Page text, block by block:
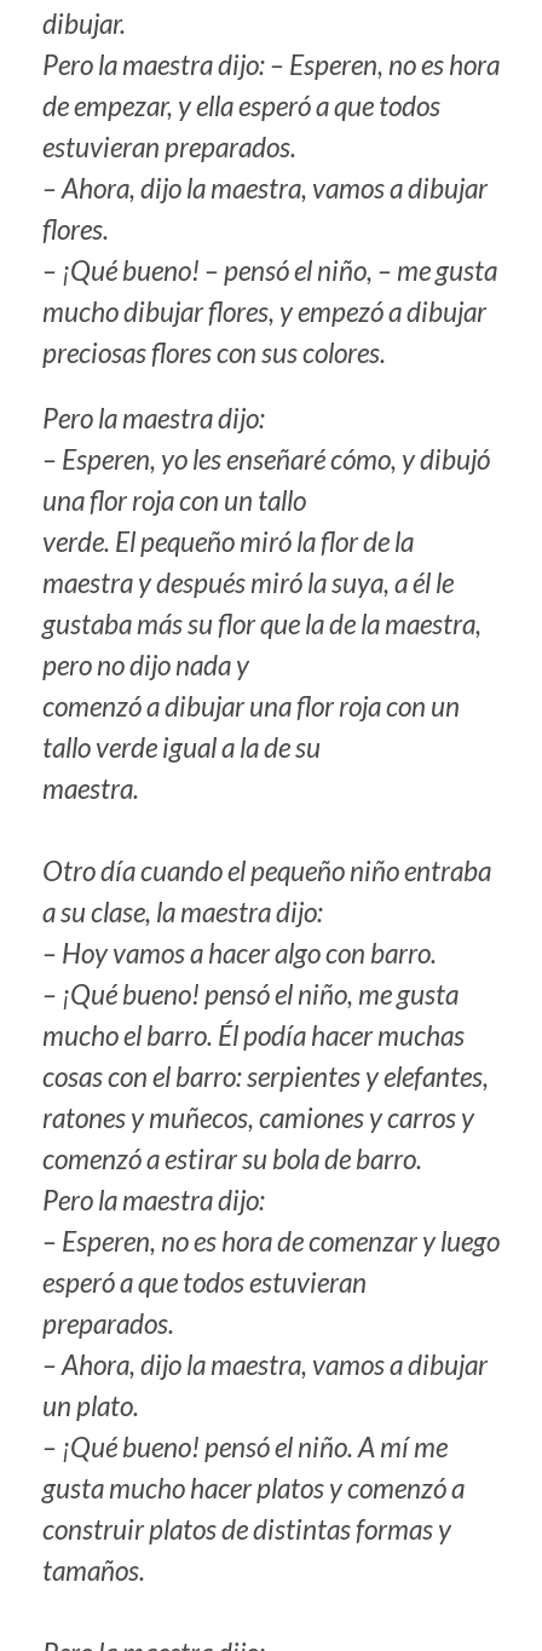
dibujar.
Pero la maestra dijo: – Esperen, no es hora
de empezar, y ella esperó a que todos
estuvieran preparados.
– Ahora, dijo la maestra, vamos a dibujar
flores.
– ¡Qué bueno! – pensó el niño, – me gusta
mucho dibujar flores, y empezó a dibujar
preciosas flores con sus colores.
Pero la maestra dijo:
– Esperen, yo les enseñaré cómo, y dibujó
una flor roja con un tallo
verde. El pequeño miró la flor de la
maestra y después miró la suya, a él le
gustaba más su flor que la de la maestra,
pero no dijo nada y
comenzó a dibujar una flor roja con un
tallo verde igual a la de su
maestra.
Otro día cuando el pequeño niño entraba
a su clase, la maestra dijo:
– Hoy vamos a hacer algo con barro.
– ¡Qué bueno! pensó el niño, me gusta
mucho el barro. Él podía hacer muchas
cosas con el barro: serpientes y elefantes,
ratones y muñecos, camiones y carros y
comenzó a estirar su bola de barro.
Pero la maestra dijo:
– Esperen, no es hora de comenzar y luego
esperó a que todos estuvieran
preparados.
– Ahora, dijo la maestra, vamos a dibujar
un plato.
– ¡Qué bueno! pensó el niño. A mí me
gusta mucho hacer platos y comenzó a
construir platos de distintas formas y
tamaños.